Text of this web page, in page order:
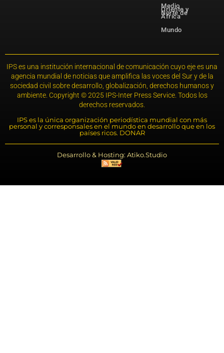
Medio
Oriente y
Norte de
África
Mundo
IPS es una institución internacional de comunicación cuyo eje es una
agencia mundial de noticias que amplifica las voces del Sur y de la
sociedad civil sobre desarrollo, globalización, derechos humanos y
ambiente. Copyright © 2025 IPS-Inter Press Service. Todos los
derechos reservados.
IPS es la única organización periodística mundial con más
personal y corresponsales en el mundo en desarrollo que en los
países ricos. DONAR
Desarrollo & Hosting: Atiko.Studio